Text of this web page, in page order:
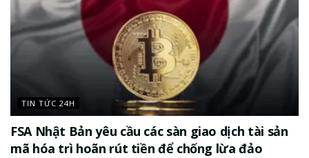
TIN TỨC 24H
FSA Nhật Bản yêu cầu các sàn giao dịch tài sản
mã hóa trì hoãn rút tiền để chống lừa đảo